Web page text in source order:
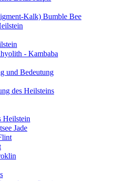
Kalk) Bumble Bee
- Kambaba
und Bedeutung
des Heilsteins
Jade